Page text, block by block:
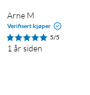
Arne M
Verifisert kjøper
5/5
1 år siden